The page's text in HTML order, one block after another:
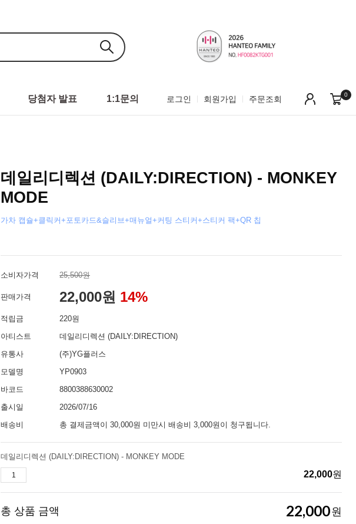
당첨자 발표 1:1문의 로그인 회원가입 주문조회 0
데일리디렉션 (DAILY:DIRECTION) - MONKEY
MODE
가차 캡슐+클릭커+포토카드&슬리브+매뉴얼+커팅 스티커+스티커 팩+QR 칩
소비자가격 25,500원
판매가격 22,000원 14%
적립금
220원
아티스트
데일리디렉션 (DAILY:DIRECTION)
유통사
(주)YG플러스
모델명
YP0903
바코드
8800388630002
출시일
2026/07/16
배송비
총 결제금액이 30,000원 미만시 배송비 3,000원이 청구됩니다.
데일리디렉션 (DAILY:DIRECTION) - MONKEY MODE
22,000원
총 상품 금액 22,000원